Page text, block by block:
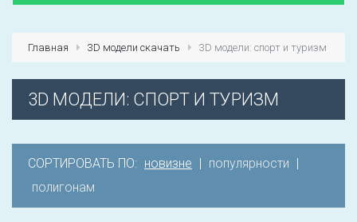
Главная 3D модели скачать 3D модели: спорт и туризм
3D МОДЕЛИ: СПОРТ И ТУРИЗМ
СОРТИРОВАТЬ ПО: новизне | популярности |
полигонам